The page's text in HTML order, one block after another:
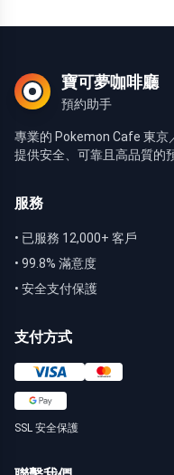
寶可夢咖啡廳
預約助手
專業的 Pokemon Cafe 東
提供安全、可靠且高品質的
服務
• 已服務 12,000+ 客戶
• 99.8% 滿意度
• 安全支付保護
支付方式
SSL 安全保護